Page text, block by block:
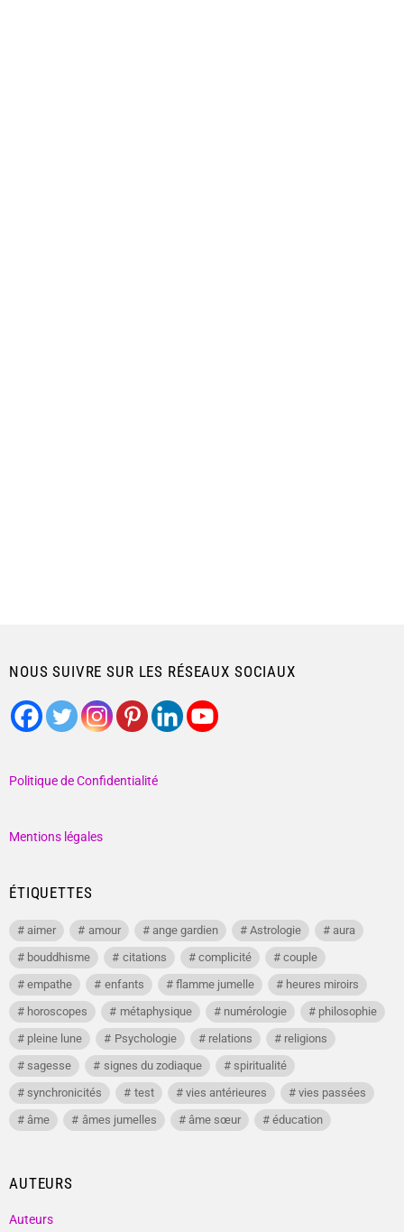
NOUS SUIVRE SUR LES RÉSEAUX SOCIAUX
Politique de Confidentialité
Mentions légales
ÉTIQUETTES
aimer amour ange gardien Astrologie
aura
bouddhisme
citations complicité
couple
empathe
enfants flamme jumelle
heures miroirs
horoscopes
métaphysique numérologie
philosophie
pleine lune
Psychologie relations
religions
sagesse
signes du zodiaque
spiritualité
synchronicités
test vies antérieures
vies passées
âme
âmes jumelles âme sœur éducation
AUTEURS
Auteurs